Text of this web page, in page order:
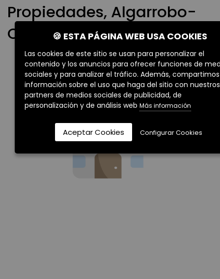
Propiedades, Algarrobo-
Costa
No existen propiedades actualmente para los
criterios de búsqueda seleccionados.
🍪 ESTA PÁGINA WEB USA COOKIES
Las cookies de este sitio se usan para personalizar el
contenido y los anuncios para ofrecer funciones de
sociales y para analizar el tráfico. Además, compartimos
información sobre el uso que haga del sitio con nuestros
partners de medios sociales de publicidad, de
personalización y de análisis web Más información
Aceptar Cookies Configurar Cookies